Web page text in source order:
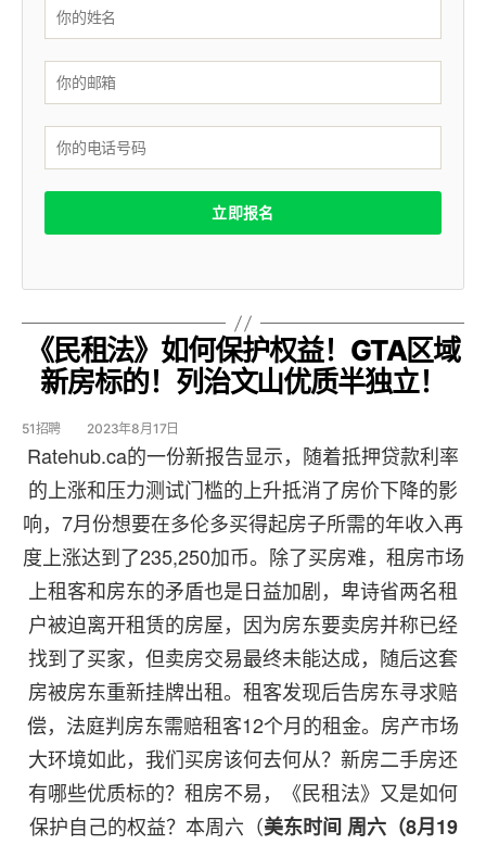
《民租法》如何保护权益！GTA区域
新房标的！列治文山优质半独立！
51招聘 2023年8月17日
Ratehub.ca的一份新报告显示，随着抵押贷款利率
的上涨和压力测试门槛的上升抵消了房价下降的影
响，7月份想要在多伦多买得起房子所需的年收入再
度上涨达到了235,250加币。除了买房难，租房市场
上租客和房东的矛盾也是日益加剧，卑诗省两名租
户被迫离开租赁的房屋，因为房东要卖房并称已经
找到了买家，但卖房交易最终未能达成，随后这套
房被房东重新挂牌出租。租客发现后告房东寻求赔
偿，法庭判房东需赔租客12个月的租金。房产市场
大环境如此，我们买房该何去何从？新房二手房还
有哪些优质标的？租房不易，《民租法》又是如何
保护自己的权益？本周六（美东时间 周六（8月19